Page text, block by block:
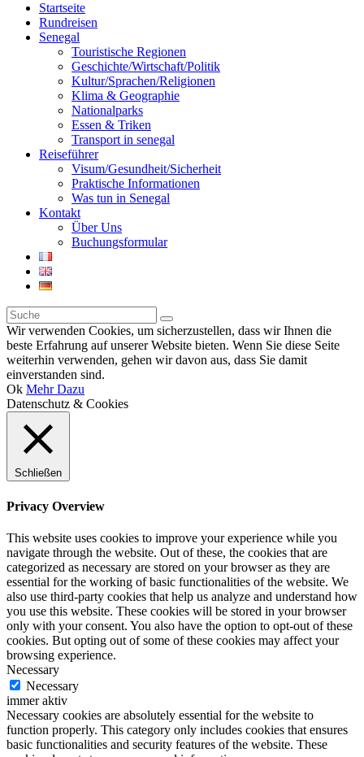
Startseite
Rundreisen
Senegal
Touristische Regionen
Geschichte/Wirtschaft/Politik
Kultur/Sprachen/Religionen
Klima & Geographie
Nationalparks
Essen & Triken
Transport in senegal
Reiseführer
Visum/Gesundheit/Sicherheit
Praktische Informationen
Was tun in Senegal
Kontakt
Über Uns
Buchungsformular
Wir verwenden Cookies, um sicherzustellen, dass wir Ihnen die
beste Erfahrung auf unserer Website bieten. Wenn Sie diese Seite
weiterhin verwenden, gehen wir davon aus, dass Sie damit
einverstanden sind.
Ok Mehr Dazu
Datenschutz & Cookies
Schließen
Privacy Overview
This website uses cookies to improve your experience while you
navigate through the website. Out of these, the cookies that are
categorized as necessary are stored on your browser as they are
essential for the working of basic functionalities of the website. We
also use third-party cookies that help us analyze and understand how
you use this website. These cookies will be stored in your browser
only with your consent. You also have the option to opt-out of these
cookies. But opting out of some of these cookies may affect your
browsing experience.
Necessary
Necessary
immer aktiv
Necessary cookies are absolutely essential for the website to
function properly. This category only includes cookies that ensures
basic functionalities and security features of the website. These